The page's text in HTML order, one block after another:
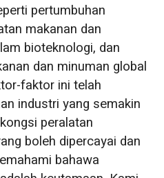
pertumbuhan
makanan dan
bioteknologi, dan
dan minuman global
faktor ini telah
industri yang semakin
peralatan
boleh dipercayai dan
bahawa